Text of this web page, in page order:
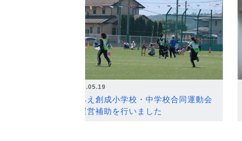
2026.05.19
なみえ創成小学校・中学校合同運動会
の運営補助を行いました